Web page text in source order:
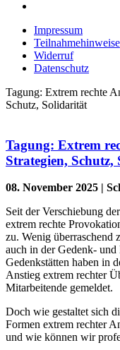
Impressum
Teilnahmehinweise
Widerruf
Datenschutz
Tagung: Extrem rechte
Schutz, Solidarität
Tagung: Extrem
Strategien,
08. November 2025 |
Seit der Verschiebung
extrem rechte
zu. Wenig überraschend
auch in der Gedenk-
Gedenkstätten haben in
Anstieg extrem rechter
Mitarbeitende gemeldet.
Doch wie gestaltet sich
Formen extrem rechter
und wie können wir